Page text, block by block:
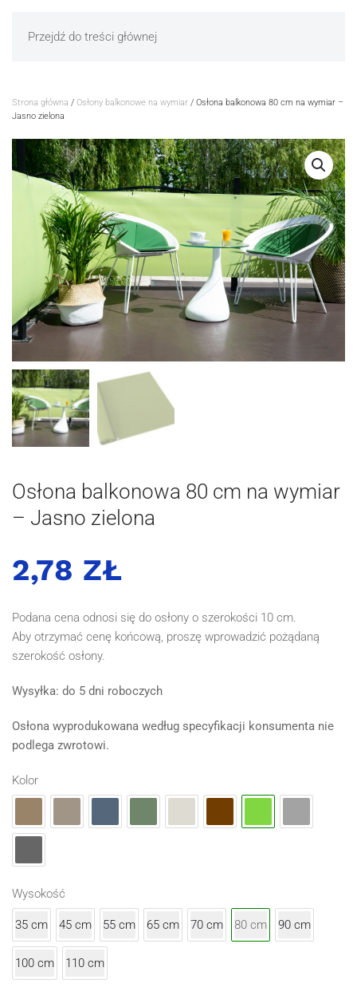
Przejdź do treści głównej
Strona główna / Osłony balkonowe na wymiar / Osłona balkonowa 80 cm na wymiar –
Jasno zielona
Osłona balkonowa 80 cm na wymiar
– Jasno zielona
2,78 ZŁ
Podana cena odnosi się do osłony o szerokości 10 cm.
Aby otrzymać cenę końcową, proszę wprowadzić pożądaną
szerokość osłony.
Wysyłka: do 5 dni roboczych
Osłona wyprodukowana według specyfikacji konsumenta nie
podlega zwrotowi.
Kolor
Wysokość
35 cm 45 cm 55 cm 65 cm 70 cm 80 cm 90 cm
100 cm 110 cm